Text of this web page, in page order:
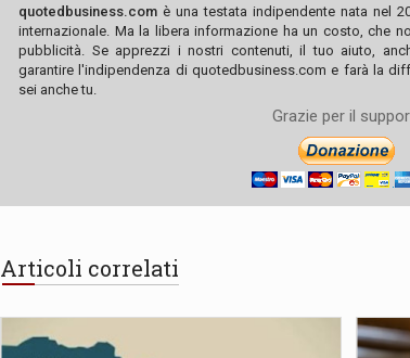
quotedbusiness.com è una testata indipendente nata nel
internazionale. Ma la libera informazione ha un costo, che
pubblicità. Se apprezzi i nostri contenuti, il tuo aiuto,
garantire l'indipendenza di quotedbusiness.com e farà la
sei anche tu.
Grazie per il
Articoli correlati